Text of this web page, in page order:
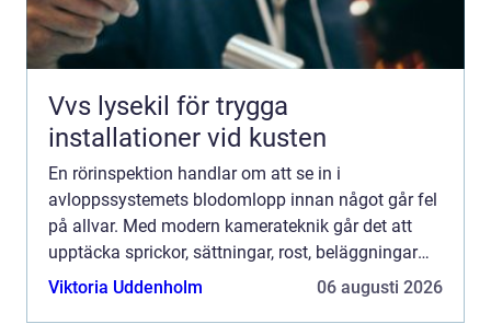
Vvs lysekil för trygga
installationer vid kusten
En rörinspektion handlar om att se in i
avloppssystemets blodomlopp innan något går fel
på allvar. Med modern kamerateknik går det att
upptäcka sprickor, sättningar, rost, beläggningar
och felaktiga lutningar i tid. För villaägare,
Viktoria Uddenholm 06 augusti 2026